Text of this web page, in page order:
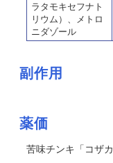
ラタモキセフナト
リウム）、メトロ
ニダゾール
副作用
薬価
苦味チンキ「コザ